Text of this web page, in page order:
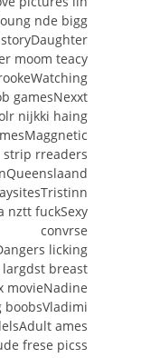
nde bigg
moom teacy
gamesNexxt
nijkki haing
strip rreaders
nztt fuckSexy
convrse
licking
breast
movieNadine
boobsVladimi
ames
frese picss